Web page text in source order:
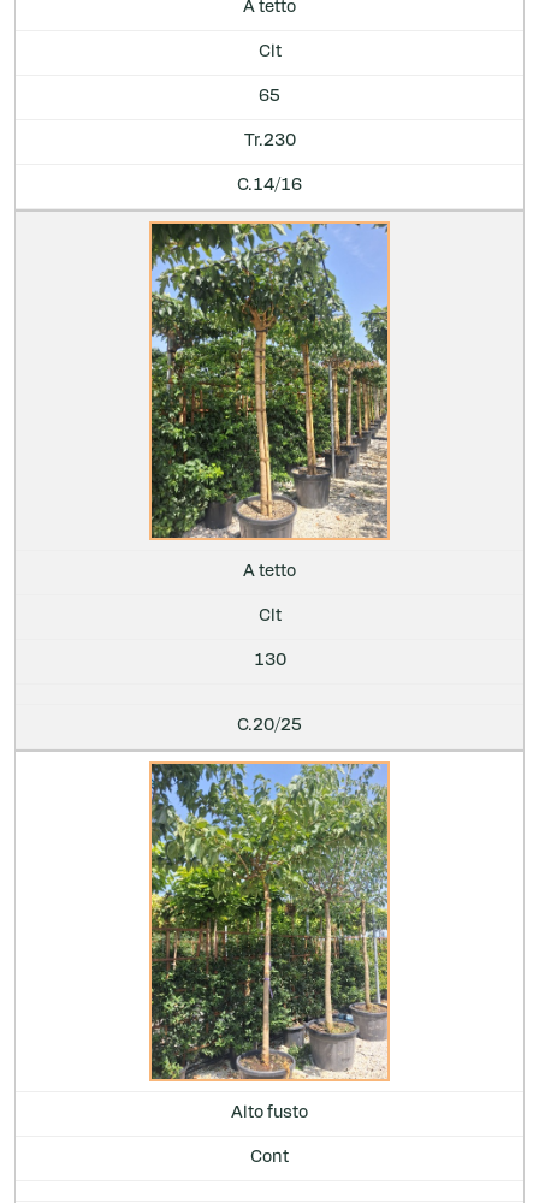
A tetto
Clt
65
Tr.230
C.14/16
A tetto
Clt
130
C.20/25
Alto fusto
Cont